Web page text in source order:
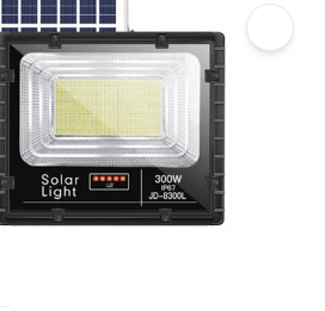
309.834 VND / tháng
154.917 VND / tháng
sau
Mua trả góp 0%
415*365*90mm
suất cao 696 hạt. Thời gian chiếu